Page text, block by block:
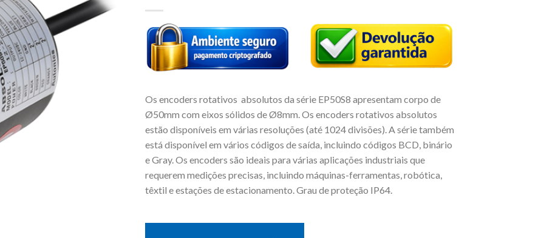
Os encoders rotativos absolutos da série EP50S8 apresentam corpo de
Ø50mm com eixos sólidos de Ø8mm. Os encoders rotativos absolutos
estão disponíveis em várias resoluções (até 1024 divisões). A série também
está disponível em vários códigos de saída, incluindo códigos BCD, binário
e Gray. Os encoders são ideais para várias aplicações industriais que
requerem medições precisas, incluindo máquinas-ferramentas, robótica,
têxtil e estações de estacionamento. Grau de proteção IP64.